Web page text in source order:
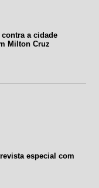
a cidade
Milton Cruz
especial com